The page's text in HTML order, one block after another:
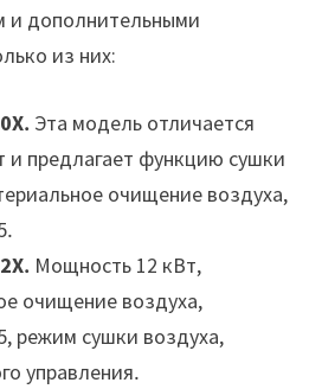
дополнительными
из них:
Эта модель отличается
предлагает функцию сушки
очищение воздуха,
Мощность 12 кВт,
очищение воздуха,
режим сушки воздуха,
управления․